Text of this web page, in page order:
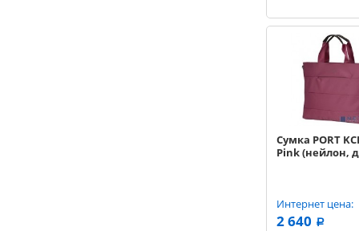
Сумка PORT
Pink (нейлон,
Интернет цена:
2 640 a